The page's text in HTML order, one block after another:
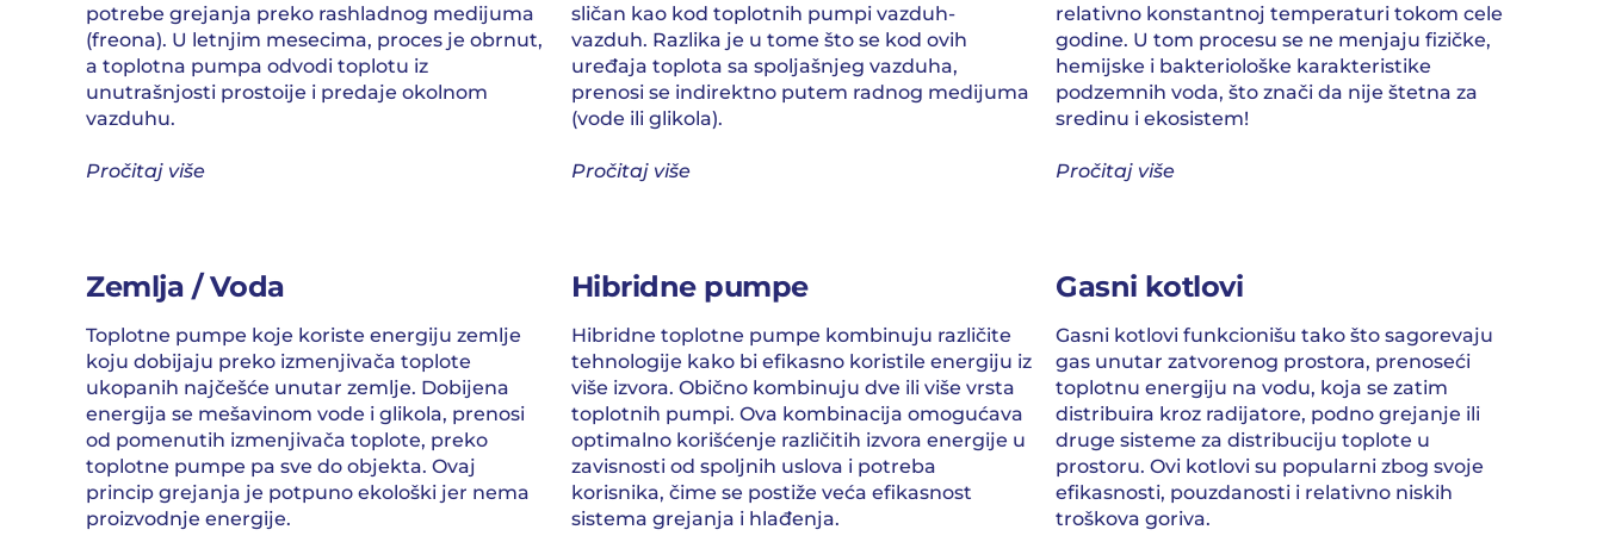
potrebe grejanja preko rashladnog medijuma
(freona). U letnjim mesecima, proces je obrnut,
a toplotna pumpa odvodi toplotu iz
unutrašnjosti prostoije i predaje okolnom
vazduhu.
Pročitaj više
sličan kao kod toplotnih pumpi vazduh-
vazduh. Razlika je u tome što se kod ovih
uređaja toplota sa spoljašnjeg vazduha,
prenosi se indirektno putem radnog medijuma
(vode ili glikola).
Pročitaj više
relativno konstantnoj temperaturi tokom cele
godine. U tom procesu se ne menjaju fizičke,
hemijske i bakteriološke karakteristike
podzemnih voda, što znači da nije štetna za
sredinu i ekosistem!
Pročitaj više
Zemlja / Voda
Toplotne pumpe koje koriste energiju zemlje
koju dobijaju preko izmenjivača toplote
ukopanih najčešće unutar zemlje. Dobijena
energija se mešavinom vode i glikola, prenosi
od pomenutih izmenjivača toplote, preko
toplotne pumpe pa sve do objekta. Ovaj
princip grejanja je potpuno ekološki jer nema
proizvodnje energije.
Hibridne pumpe
Hibridne toplotne pumpe kombinuju različite
tehnologije kako bi efikasno koristile energiju iz
više izvora. Obično kombinuju dve ili više vrsta
toplotnih pumpi. Ova kombinacija omogućava
optimalno korišćenje različitih izvora energije u
zavisnosti od spoljnih uslova i potreba
korisnika, čime se postiže veća efikasnost
sistema grejanja i hlađenja.
Gasni kotlovi
Gasni kotlovi funkcionišu tako što sagorevaju
gas unutar zatvorenog prostora, prenoseći
toplotnu energiju na vodu, koja se zatim
distribuira kroz radijatore, podno grejanje ili
druge sisteme za distribuciju toplote u
prostoru. Ovi kotlovi su popularni zbog svoje
efikasnosti, pouzdanosti i relativno niskih
troškova goriva.